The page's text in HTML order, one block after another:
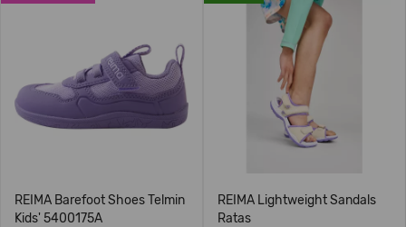
REIMA Barefoot Shoes Telmin
Kids' 5400175A
REIMA Lightweight Sandals
Ratas